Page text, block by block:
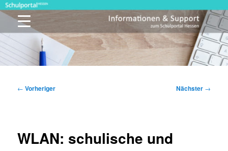
Zum
primären
springenSchulportal Hessen
Beitragsnavigation
← Vorheriger Nächster →
WLAN: schulische und